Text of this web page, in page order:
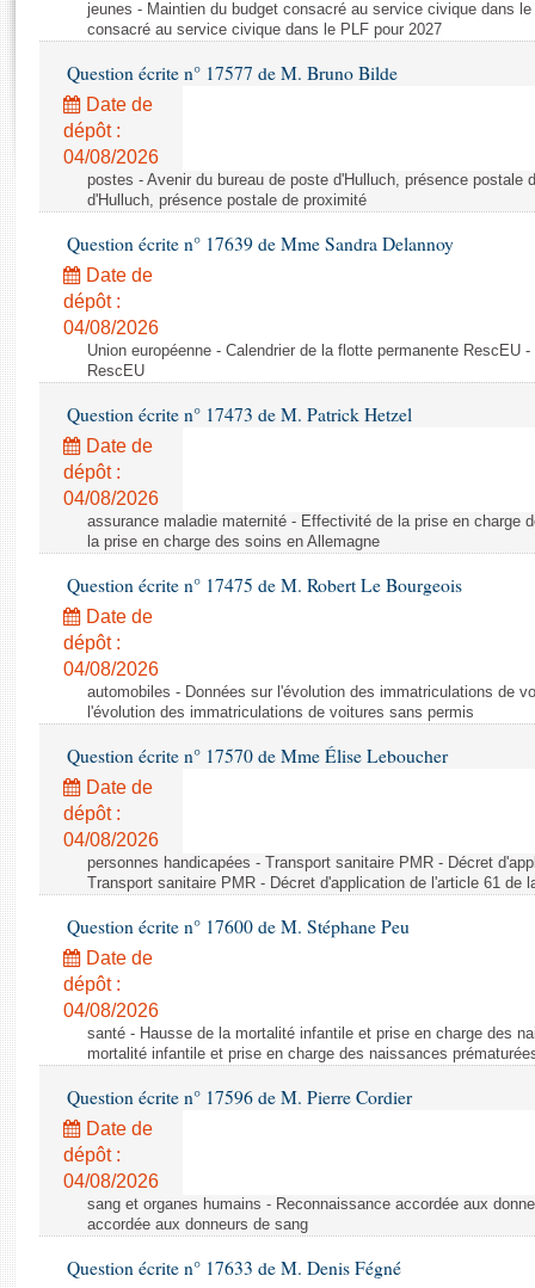
Rapports législatifs
Rapports sur l'application des lois
Baromètre de l’application des lois
Dossiers législatifs
Budget et sécurité sociale
Questions écrites et orales
Comptes rendus des débats
Anciennes législatures
jeunes - Maintien du budget consacré au service civique dans
consacré au service civique dans le PLF pour 2027
Question écrite n° 17577 de M. Bruno Bilde
Date de
dépôt :
04/08/2026
postes - Avenir du bureau de poste d'Hulluch, présence postale
d'Hulluch, présence postale de proximité
Question écrite n° 17639 de Mme Sandra Delannoy
Date de
dépôt :
04/08/2026
Union européenne - Calendrier de la flotte permanente RescEU
RescEU
Question écrite n° 17473 de M. Patrick Hetzel
Date de
dépôt :
04/08/2026
assurance maladie maternité - Effectivité de la prise en charge
la prise en charge des soins en Allemagne
Question écrite n° 17475 de M. Robert Le Bourgeois
Date de
dépôt :
04/08/2026
automobiles - Données sur l'évolution des immatriculations de
l'évolution des immatriculations de voitures sans permis
Question écrite n° 17570 de Mme Élise Leboucher
Date de
dépôt :
04/08/2026
personnes handicapées - Transport sanitaire PMR - Décret
Transport sanitaire PMR - Décret d'application de l'article 61 de
Question écrite n° 17600 de M. Stéphane Peu
Date de
dépôt :
04/08/2026
santé - Hausse de la mortalité infantile et prise en charge des
mortalité infantile et prise en charge des naissances
Question écrite n° 17596 de M. Pierre Cordier
Date de
dépôt :
04/08/2026
sang et organes humains - Reconnaissance accordée aux
accordée aux donneurs de sang
Question écrite n° 17633 de M. Denis Fégné